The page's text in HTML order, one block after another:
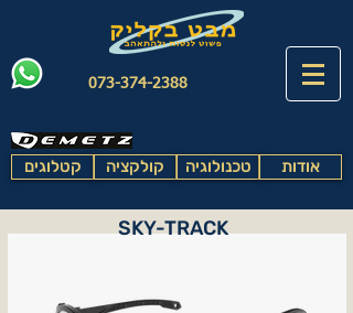
073-374-2388
קטלוגים קולקציה טכנולוגיה אודות
SKY-TRACK